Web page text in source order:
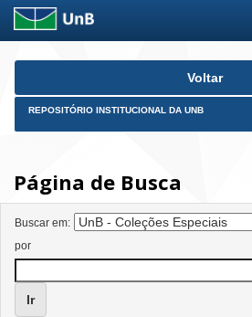
Skip
Voltar
REPOSITÓRIO INSTITUCIONAL DA UNB
Página de Busca
Buscar em:
por